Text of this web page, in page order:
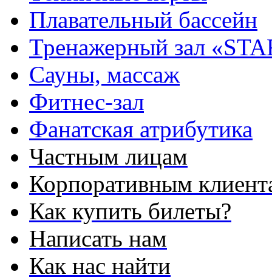
Плавательный бассейн
Тренажерный зал
Сауны, массаж
Фитнес-зал
Фанатская атрибутика
Частным лицам
Корпоративным
Как купить билеты?
Написать нам
Как нас найти